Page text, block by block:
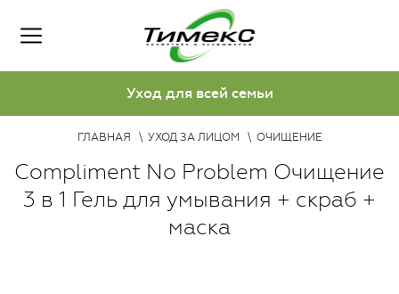
Уход для всей семьи
ГЛАВНАЯ УХОД ЗА ЛИЦОМ ОЧИЩЕНИЕ
Compliment No Problem Очищение
3 в 1 Гель для умывания + скраб +
маска